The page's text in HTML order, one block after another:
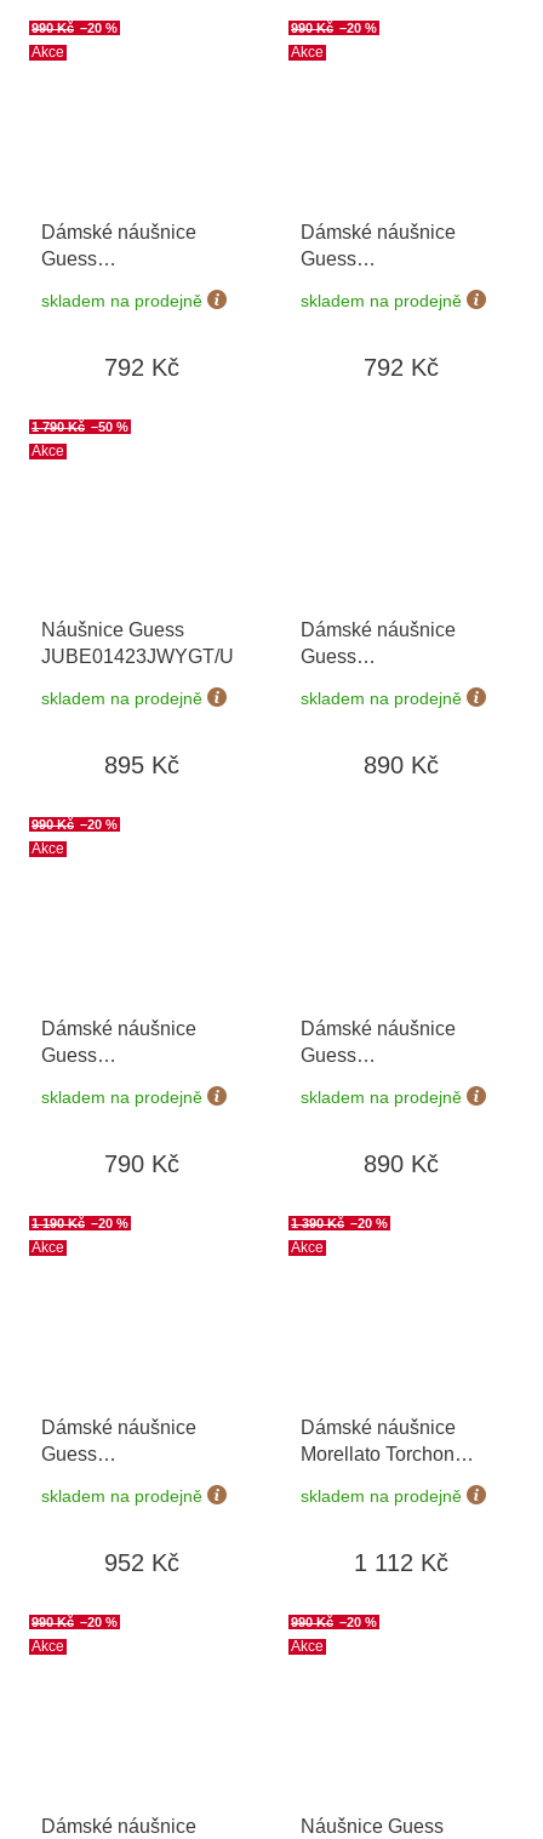
Akce
990 Kč –20 %
Dámské náušnice
Guess
JUBE04058JWRHT/U
skladem na prodejně
792 Kč
Akce
990 Kč –20 %
Dámské náušnice
Guess
JUBE04164JWRHT/U
skladem na prodejně
792 Kč
Akce
1 790 Kč –50 %
Náušnice Guess
JUBE01423JWYGT/U
skladem na prodejně
895 Kč
Dámské náušnice
Guess
JUBE06080JWRHT/U
skladem na prodejně
890 Kč
Akce
990 Kč –20 %
Dámské náušnice
Guess
JUBE04081JWYGWHT/U
skladem na prodejně
790 Kč
Dámské náušnice
Guess
JUBE06040JWYGWHT/U
skladem na prodejně
890 Kč
Akce
1 190 Kč –20 %
Dámské náušnice
Guess
JUBE04084JWYGBKT/U
skladem na prodejně
952 Kč
Akce
1 390 Kč –20 %
Dámské náušnice
Morellato Torchon
skladem na prodejně
1 112 Kč
Akce
990 Kč –20 %
Dámské náušnice
Akce
990 Kč –20 %
Náušnice Guess